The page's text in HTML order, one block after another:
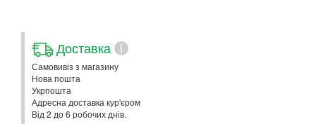
Доставка i
Самовивіз з магазину
Нова пошта
Укрпошта
Адресна доставка кур'єром
Від 2 до 6 робочих днів.